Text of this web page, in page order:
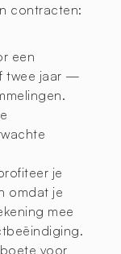
contracten:
een
twee jaar —
je
omdat je
mee
voor